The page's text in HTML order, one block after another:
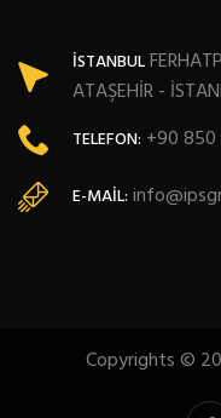
İSTANBUL
ATAŞEHİR -
TELEFON: +90 850
E-MAIL:
Copyrights ©